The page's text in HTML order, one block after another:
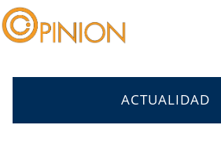
ACTUALIDAD